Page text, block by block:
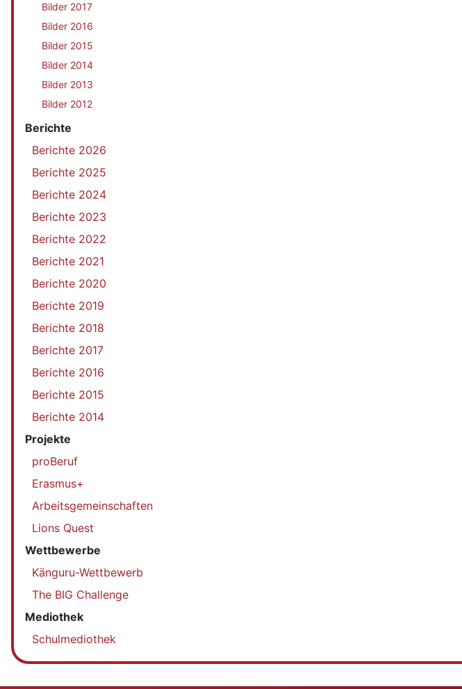
Bilder 2017
Bilder 2016
Bilder 2015
Bilder 2014
Bilder 2013
Bilder 2012
Berichte
Berichte 2026
Berichte 2025
Berichte 2024
Berichte 2023
Berichte 2022
Berichte 2021
Berichte 2020
Berichte 2019
Berichte 2018
Berichte 2017
Berichte 2016
Berichte 2015
Berichte 2014
Projekte
proBeruf
Erasmus+
Arbeitsgemeinschaften
Lions Quest
Wettbewerbe
Känguru-Wettbewerb
The BIG Challenge
Mediothek
Schulmediothek